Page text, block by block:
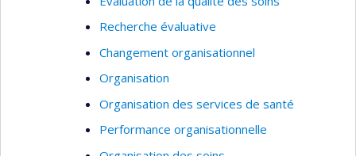
Recherche évaluative
Changement organisationnel
Organisation
Organisation des services de santé
Performance organisationnelle